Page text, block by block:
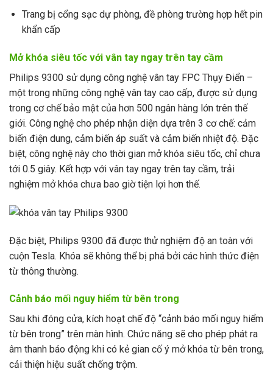
Trang bị cổng sạc dự phòng, đề phòng trường hợp hết pin
khẩn cấp
Mở khóa siêu tốc với vân tay ngay trên tay cầm
Philips 9300 sử dụng công nghệ vân tay FPC Thụy Điển –
một trong những công nghệ vân tay cao cấp, được sử dụng
trong cơ chế bảo mật của hơn 500 ngân hàng lớn trên thế
giới. Công nghệ cho phép nhận diện dựa trên 3 cơ chế: cảm
biến điện dung, cảm biến áp suất và cảm biến nhiệt độ. Đặc
biệt, công nghệ này cho thời gian mở khóa siêu tốc, chỉ chưa
tới 0.5 giây. Kết hợp với vân tay ngay trên tay cầm, trải
nghiệm mở khóa chưa bao giờ tiện lợi hơn thế.
Đặc biệt, Philips 9300 đã được thử nghiệm độ an toàn với
cuộn Tesla. Khóa sẽ không thể bị phá bởi các hình thức điện
từ thông thường.
Cảnh báo mối nguy hiểm từ bên trong
Sau khi đóng cửa, kích hoạt chế độ “cảnh báo mối nguy hiểm
từ bên trong” trên màn hình. Chức năng sẽ cho phép phát ra
âm thanh báo động khi có kẻ gian cố ý mở khóa từ bên trong,
cải thiện hiệu suất chống trộm.